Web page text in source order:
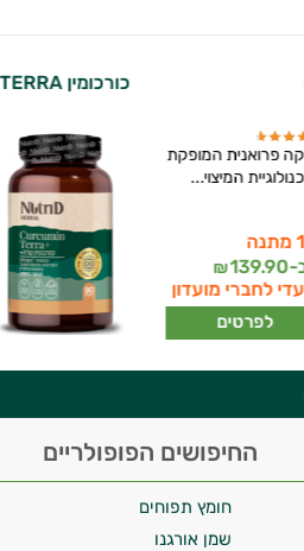
פרואנית המופקת
המיצוי...
139.90
₪
לחברי מועדון
לפרטים
כורכומין TERRA פלוס | נוטרי די
החיפושים הפופולריים
חומץ תפוחים
שמן אורגנו